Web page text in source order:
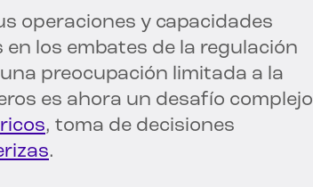
operaciones y capacidades
los embates de la regulación
preocupación limitada a la
es ahora un desafío complejo
, toma de decisiones
.